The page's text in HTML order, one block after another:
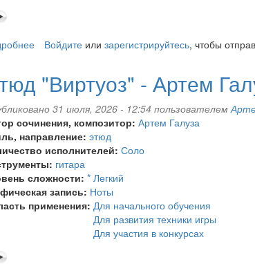
о
Артем
Галуза
Войдитеили зарегистрируйтесь, чтобы
"Виртуоз" - Артем
31 июля, 2026 - 12:54 пользователем
сочинения, композитор: Артем Галуза
направление: этюд
исполнителей: Соло
гитара
сложности: * Легкий
запись: Ноты
применения: Для начального обучения
Для развития техники игры
Для участия в конкурсах